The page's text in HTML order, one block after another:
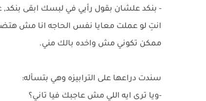
- بنكد علشان بقول رأيي في لبسك ابقى
انتِ لو عملت معايا نفس الحاجه انا مش
ممكن تكوني مش واخده بالك مني.
سندت دراعها على الترابيزه وهي بتسأله:
-ويا ترى ايه اللي مش عاجبك فيا تاني؟